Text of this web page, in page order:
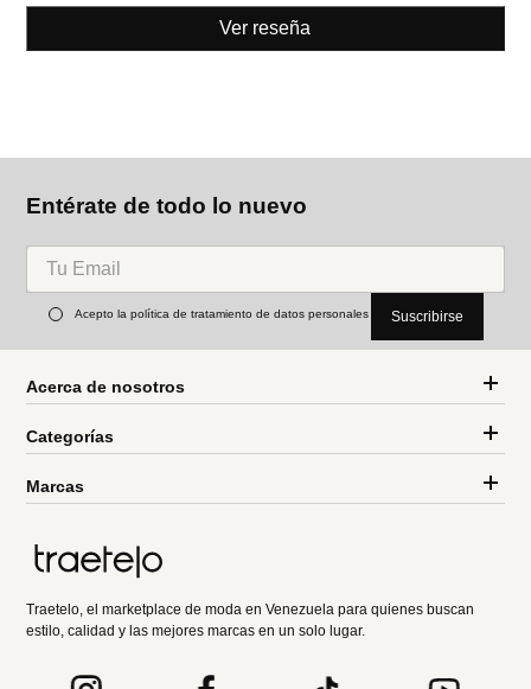
Ver reseña
Entérate de todo lo nuevo
Acepto la política de tratamiento de datos personales Suscribirse
Acerca de nosotros
Categorías
Marcas
Traetelo, el marketplace de moda en Venezuela para quienes buscan
estilo, calidad y las mejores marcas en un solo lugar.